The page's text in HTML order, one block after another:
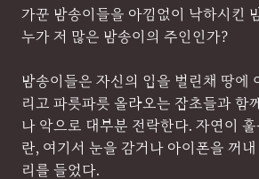
가꾼 밤송이들을 아낌없이 낙하시킨
누가 저 많은 밤송이의 주인인가?
밤송이들은 자신의 입을 벌린채 땅에
리고 파릇파릇 올라오는 잡초들과 함
나 악으로 대부분 전락한다. 자연이
란, 여기서 눈을 감거나 아이폰을 꺼
리를 들었다.